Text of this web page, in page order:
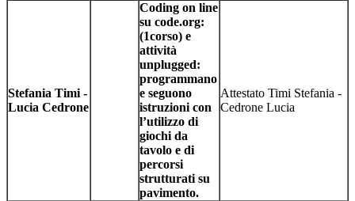
Stefania Timi -
Lucia Cedrone
Coding on line
su code.org:
(1corso) e
attività
unplugged:
programmano
e seguono
istruzioni con
l’utilizzo di
giochi da
tavolo e di
percorsi
strutturati su
pavimento.
Attestato Timi Stefania -
Cedrone Lucia